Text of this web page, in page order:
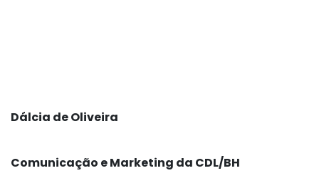
Dálcia de Oliveira
Comunicação e Marketing da CDL/BH